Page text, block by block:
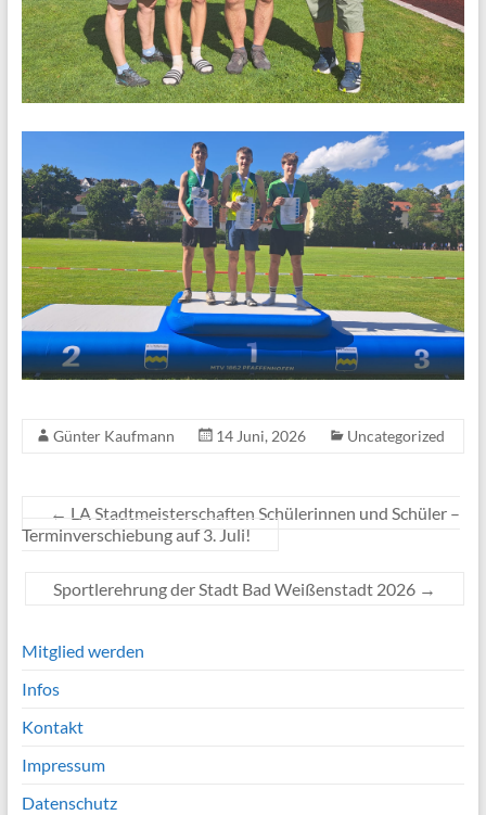
Günter Kaufmann 14 Juni, 2026 Uncategorized
← LA Stadtmeisterschaften Schülerinnen und Schüler –
Terminverschiebung auf 3. Juli!
Sportlerehrung der Stadt Bad Weißenstadt 2026 →
Mitglied werden
Infos
Kontakt
Impressum
Datenschutz